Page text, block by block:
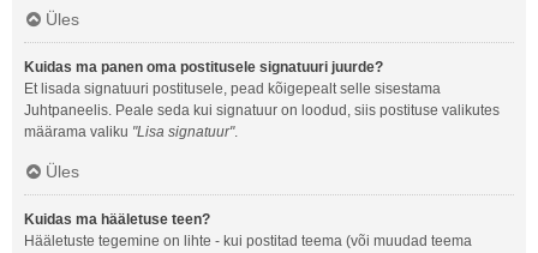
Üles
Kuidas ma panen oma postitusele signatuuri juurde?
Et lisada signatuuri postitusele, pead kõigepealt selle sisestama
Juhtpaneelis. Peale seda kui signatuur on loodud, siis postituse valikutes
määrama valiku "Lisa signatuur".
Üles
Kuidas ma hääletuse teen?
Hääletuste tegemine on lihte - kui postitad teema (või muudad teema